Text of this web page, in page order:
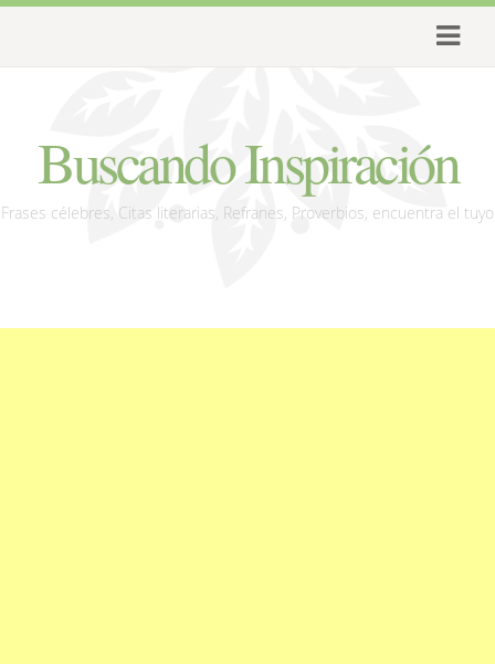
Buscando Inspiración
Frases célebres, Citas literarias, Refranes, Proverbios, encuentra el tuyo